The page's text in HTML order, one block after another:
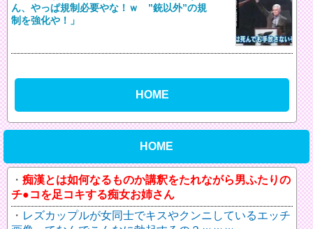
ん、やっぱ規制必要やな！ｗ ”銃以外”の規
制を強化や！」
HOME
HOME
痴漢とは如何なるものか講釈をたれながら男ふたりの
チ●コを足コキする痴女お姉さん
レズカップルが女同士でキスやクンニしているエッチ